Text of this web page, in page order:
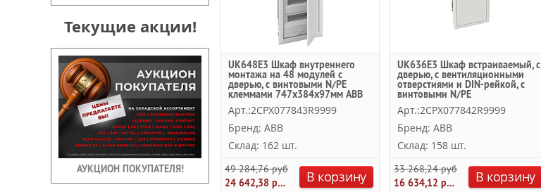
Текущие акции!
АУКЦИОН ПОКУПАТЕЛЯ!
UK648E3 Шкаф внутреннего
монтажа на 48 модулей с
дверью, с винтовыми N/PE
клеммами 747x384x97мм ABB
Арт.:2CPX077843R9999
Бренд: ABB
Склад: 162 шт.
49 284,76 руб.
24 642,38 руб.
В корзину
UK636E3 Шкаф встраиваемый, с
дверью, с вентиляционными
отверстиями и DIN-рейкой, с
винтовыми N/PE
622x384x97мм (3 ряда/36
модулей) ABB
Арт.:2CPX077842R9999
Бренд: ABB
Склад: 158 шт.
33 268,24 руб.
16 634,12 руб.
В корзину